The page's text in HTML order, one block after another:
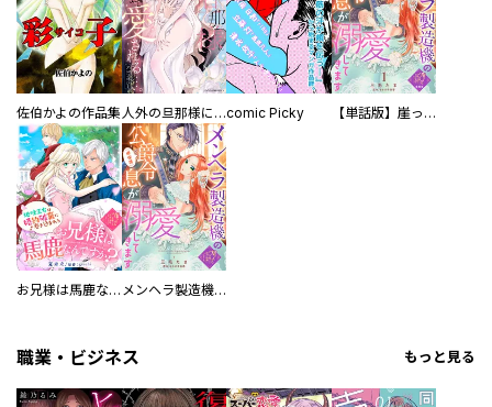
佐伯かよの作品集 人外の旦那様に娶られ毎晩ナカまで愛される…。アンソロジーcomic Picky 【単話版】崖っぷち令嬢ですが、意地と策略で幸せになります！シリーズ
お兄様は馬鹿なんですか？～地味王女は婚約破棄に巻き込まれる～ メンヘラ製造機の公爵令息（過保護）が溺愛してきます
職業・ビジネス もっと見る